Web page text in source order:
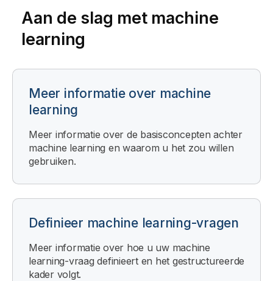
i
C
o
d
G
v
e
r
n
t
Aan de slag met machine
learning
Meer informatie over machine
learning
Meer informatie over de basisconcepten achter
machine learning en waarom u het zou willen
gebruiken.
Definieer machine learning-vragen
Meer informatie over hoe u uw machine
learning-vraag definieert en het gestructureerde
kader volgt.